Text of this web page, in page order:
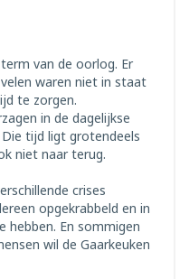
van de oorlog. Er
waren niet in staat
te zorgen.
in de dagelijkse
tijd ligt grotendeels
niet naar terug.
crises
opgekrabbeld en in
En sommigen
wil de Gaarkeuken